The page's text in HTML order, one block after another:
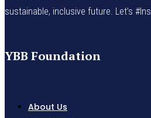
sustainable, inclusive future. Let’s
YBB Foundation
About Us